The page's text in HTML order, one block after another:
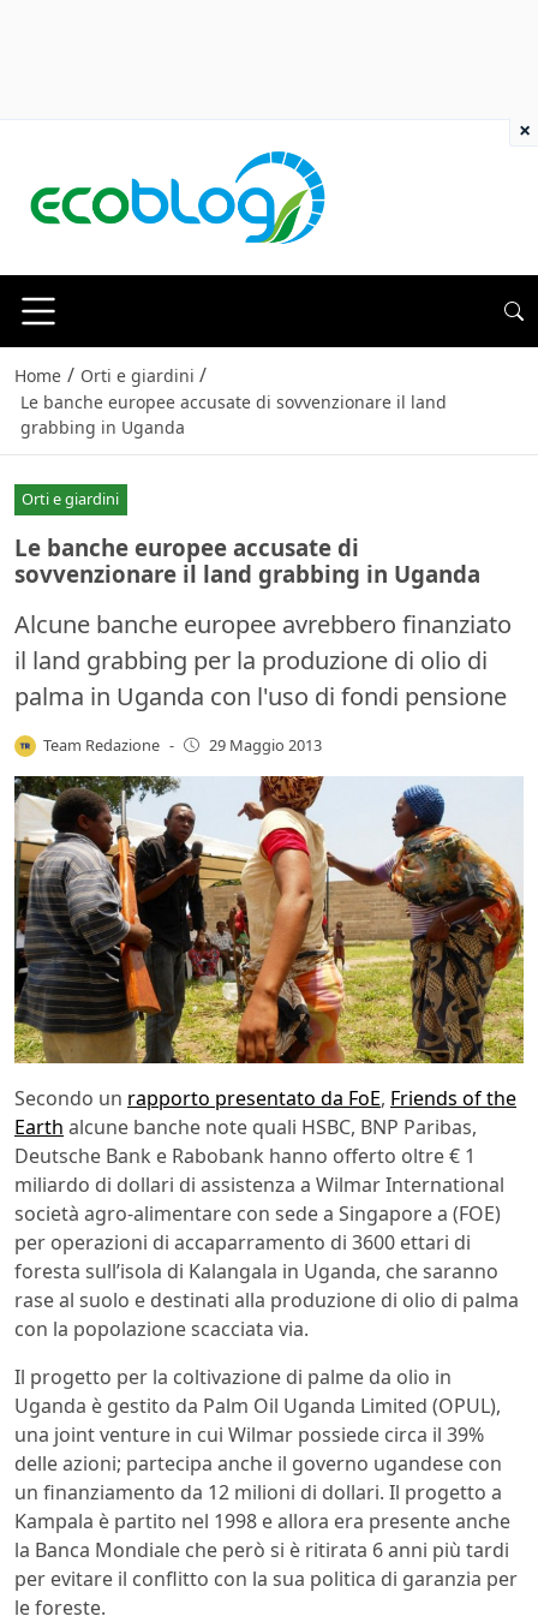
Home / Orti e giardini /
Le banche europee accusate di sovvenzionare il land
grabbing in Uganda
Orti e giardini
Le banche europee accusate di
sovvenzionare il land grabbing in Uganda
Alcune banche europee avrebbero finanziato
il land grabbing per la produzione di olio di
palma in Uganda con l'uso di fondi pensione
Team Redazione - 29 Maggio 2013
Secondo un rapporto presentato da FoE, Friends of the
Earth alcune banche note quali HSBC, BNP Paribas,
Deutsche Bank e Rabobank hanno offerto oltre € 1
miliardo di dollari di assistenza a Wilmar International
società agro-alimentare con sede a Singapore a (FOE)
per operazioni di accaparramento di 3600 ettari di
foresta sull’isola di Kalangala in Uganda, che saranno
rase al suolo e destinati alla produzione di olio di palma
con la popolazione scacciata via.
Il progetto per la coltivazione di palme da olio in
Uganda è gestito da Palm Oil Uganda Limited (OPUL),
una joint venture in cui Wilmar possiede circa il 39%
delle azioni; partecipa anche il governo ugandese con
un finanziamento da 12 milioni di dollari. Il progetto a
Kampala è partito nel 1998 e allora era presente anche
la Banca Mondiale che però si è ritirata 6 anni più tardi
per evitare il conflitto con la sua politica di garanzia per
le foreste.
×